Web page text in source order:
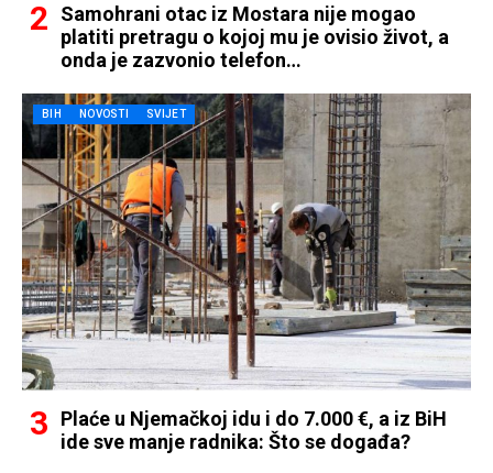
Samohrani otac iz Mostara nije mogao
platiti pretragu o kojoj mu je ovisio život, a
onda je zazvonio telefon…
BIH NOVOSTI SVIJET
Plaće u Njemačkoj idu i do 7.000 €, a iz BiH
ide sve manje radnika: Što se događa?